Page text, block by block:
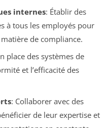
internes: Établir des
à tous les employés pour
de compliance.
place des systèmes de
et l’efficacité des
: Collaborer avec des
de leur expertise et